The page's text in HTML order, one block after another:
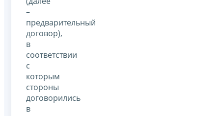
–
предварительный
договор),
в
соответствии
с
которым
стороны
договорились
в